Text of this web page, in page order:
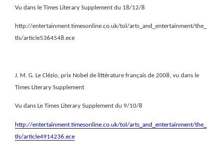
Vu dans le Times Literary Supplement du 18/12/8
http://entertainment.timesonline.co.uk/tol/arts_and_entertainment/the_
tls/article5364548.ece
J. M. G. Le Clézio, prix Nobel de littérature français de 2008, vu dans le
Times Literary Supplement
Vu dans Le Times Literary Supplement du 9/10/8
http://entertainment.timesonline.co.uk/tol/arts_and_entertainment/the_
tls/article4914236.ece